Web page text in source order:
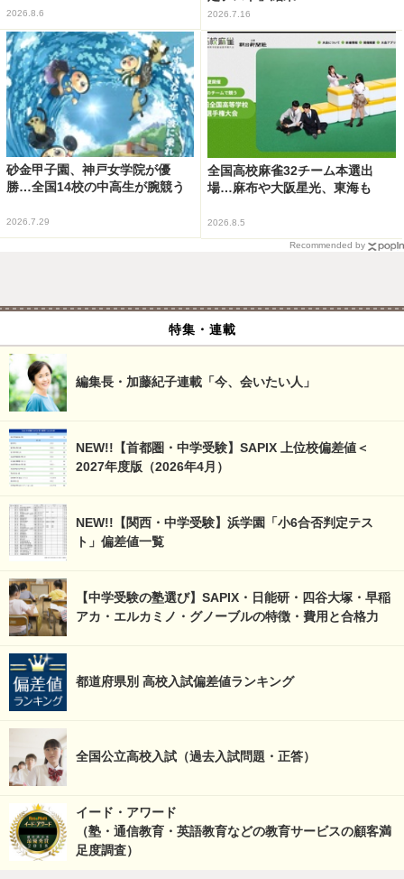
2026.8.6 2026.7.16
砂金甲子園、神戸女学院が優
勝…全国14校の中高生が腕競う
2026.7.29
全国高校麻雀32チーム本選出
場…麻布や大阪星光、東海も
2026.8.5
Recommended by
特集・連載
編集長・加藤紀子連載「今、会いたい人」
NEW!!【首都圏・中学受験】SAPIX 上位校偏差値＜
2027年度版（2026年4月）
NEW!!【関西・中学受験】浜学園「小6合否判定テス
ト」偏差値一覧
【中学受験の塾選び】SAPIX・日能研・四谷大塚・早稲
アカ・エルカミノ・グノーブルの特徴・費用と合格力
都道府県別 高校入試偏差値ランキング
全国公立高校入試（過去入試問題・正答）
イード・アワード
（塾・通信教育・英語教育などの教育サービスの顧客満
足度調査）